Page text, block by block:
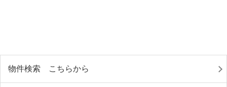
物件検索 こちらから